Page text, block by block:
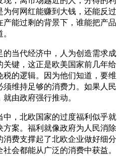
为何网红能赚到大钱，还能反过
产能过剩的背景下，谁能把产品
的当代经济中，人为创造需求成
关键，这正是欧美国家前几年给
税的逻辑。因为他们知道，要维
须维持足够的消费力。如果人民
由政府强行推动。
中，北欧国家的过度福利似乎就
方案。福利就像政府为人民消除
消费支撑起了北欧企业做好细分
会都能从广泛的消费中获益。